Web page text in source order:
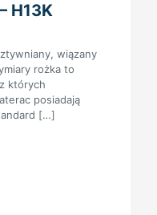
H13K
wiązany
rożka to
których
posiadają
[…]